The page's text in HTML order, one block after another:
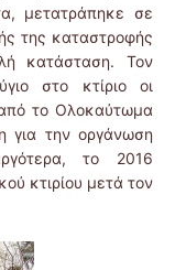
μετατράπηκε σε
της καταστροφής
κατάσταση. Τον
στο κτίριο οι
από το Ολοκαύτωμα
για την οργάνωση
το 2016
κτιρίου μετά τον